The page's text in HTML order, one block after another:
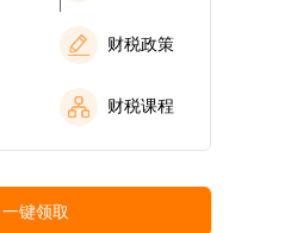
财税政策
财税课程
一键领取